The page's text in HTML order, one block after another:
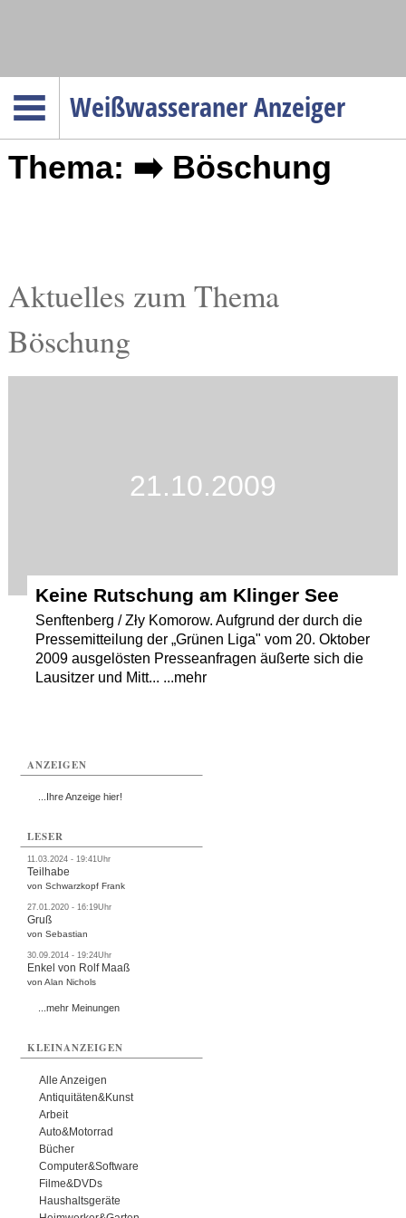
Weißwasseraner Anzeiger
Menüpunkte
Startseite
Verkehr
Gesundheit
Thema: ➡️ Böschung
Aktuelles zum Thema
Böschung
21.10.2009
Keine Rutschung am Klinger See
Senftenberg / Zły Komorow. Aufgrund der durch die
Pressemitteilung der „Grünen Liga" vom 20. Oktober
2009 ausgelösten Presseanfragen äußerte sich die
Lausitzer und Mitt... ...mehr
ANZEIGEN
...Ihre Anzeige hier!
LESER
11.03.2024 - 19:41Uhr
Teilhabe
von Schwarzkopf Frank
27.01.2020 - 16:19Uhr
Gruß
von Sebastian
30.09.2014 - 19:24Uhr
Enkel von Rolf Maaß
von Alan Nichols
...mehr Meinungen
KLEINANZEIGEN
Alle Anzeigen
Antiquitäten&Kunst
Arbeit
Auto&Motorrad
Bücher
Computer&Software
Filme&DVDs
Haushaltsgeräte